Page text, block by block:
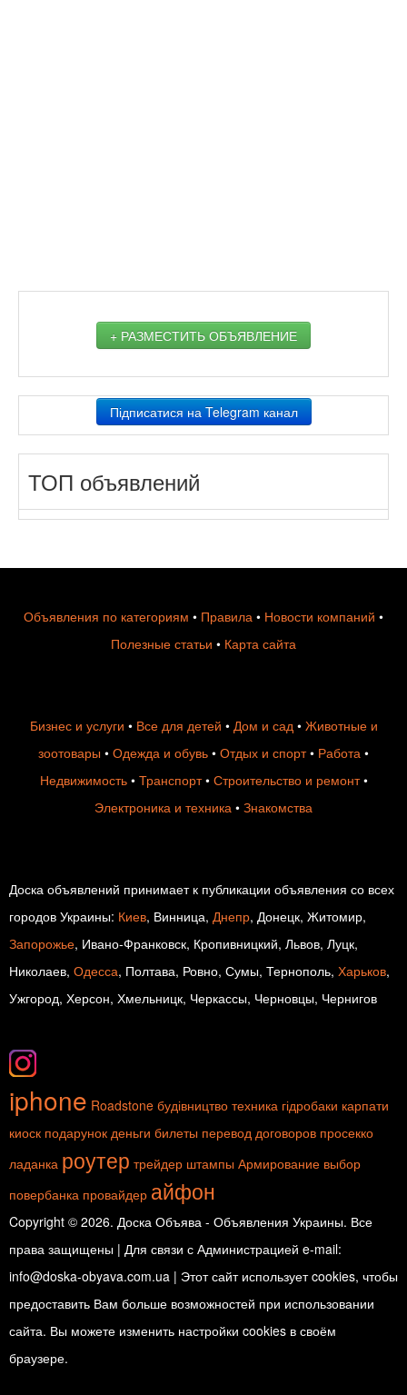
+ РАЗМЕСТИТЬ ОБЪЯВЛЕНИЕ
Підписатися на Telegram канал
ТОП объявлений
Объявления по категориям • Правила • Новости компаний •
Полезные статьи • Карта сайта
Бизнес и услуги • Все для детей • Дом и сад • Животные и
зоотовары • Одежда и обувь • Отдых и спорт• Работа •
Недвижимость• Транспорт• Строительство и ремонт•
Электроника и техника • Знакомства
Доска объявлений принимает к публикации объявления со всех
городов Украины: Киев, Винница, Днепр, Донецк, Житомир,
Запорожье, Ивано-Франковск, Кропивницкий, Львов, Луцк,
Николаев, Одесса, Полтава, Ровно, Сумы, Тернополь, Харьков,
Ужгород, Херсон, Хмельницк, Черкассы, Черновцы, Чернигов
iphone Roadstone будівництво техника гідробаки карпати
киоск подарунок деньги билеты перевод договоров просекко
ладанка роутер трейдер штампы Армирование выбор
повербанка провайдер айфон
Copyright © 2026. Доска Объява - Объявления Украины. Все
права защищены | Для связи с Администрацией e-mail:
info@doska-obyava.com.ua | Этот сайт использует cookies, чтобы
предоставить Вам больше возможностей при использовании
сайта. Вы можете изменить настройки cookies в своём
браузере.